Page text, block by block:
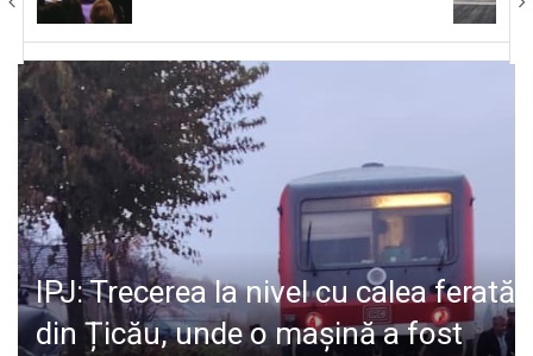
SANATATE
SPORT
SPECIAL
POLITIC
LIFE
IPJ: Trecerea la nivel cu calea ferată
din Țicău, unde o mașină a fost